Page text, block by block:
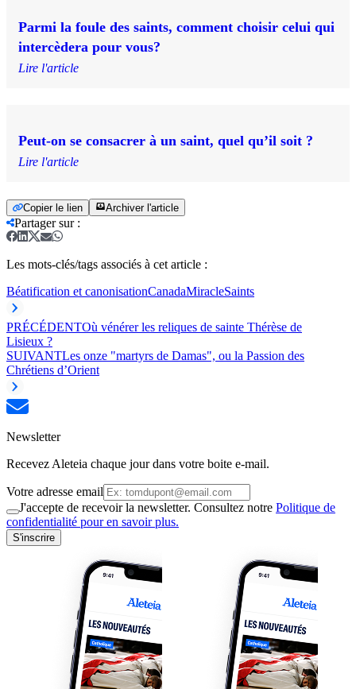
Parmi la foule des saints, comment choisir celui qui
intercèdera pour vous?
Lire l'article
Peut-on se consacrer à un saint, quel qu’il soit ?
Lire l'article
Copier le lien Archiver l'article
Partager sur:
Les mots-clés/tags associés à cet article :
Béatification et canonisationCanadaMiracleSaints
PRÉCÉDENTOù vénérer les reliques de sainte Thérèse de
Lisieux ?
SUIVANTLes onze "martyrs de Damas", ou la Passion des
Chrétiens d’Orient
Newsletter
Recevez Aleteia chaque jour dans votre boite e-mail.
Votre adresse email
J'accepte de recevoir la newsletter. Consultez notre Politique de
confidentialité pour en savoir plus.
S'inscrire